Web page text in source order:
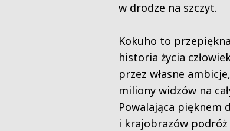
w drodze na szczyt.
Kokuho to
historia życia
przez własne
miliony widzów na
Powalająca pięknem
i krajobrazów podróż